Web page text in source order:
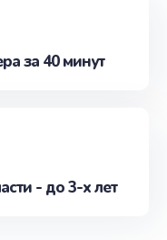
за 40 минут
- до 3-х лет